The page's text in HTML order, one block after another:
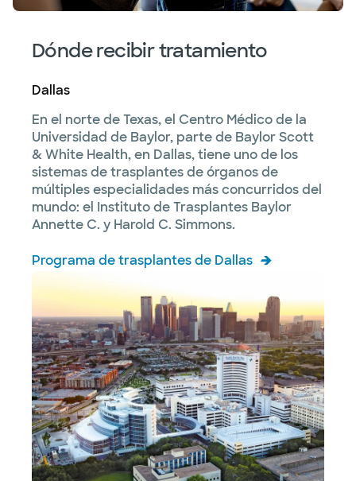
Dónde recibir tratamiento
Dallas
En el norte de Texas, el Centro Médico de la
Universidad de Baylor, parte de Baylor Scott
& White Health, en Dallas, tiene uno de los
sistemas de trasplantes de órganos de
múltiples especialidades más concurridos del
mundo: el Instituto de Trasplantes Baylor
Annette C. y Harold C. Simmons.
Programa de trasplantes de Dallas